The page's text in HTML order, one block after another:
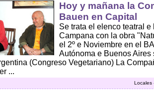
Hoy y mañana la
Bauen en Capital
Se trata el elenco teatral
Campana con la obra
el 2º e Noviembre en el
Autónoma e Buenos Aires
(Congreso Vegetariano) La
...
Locales